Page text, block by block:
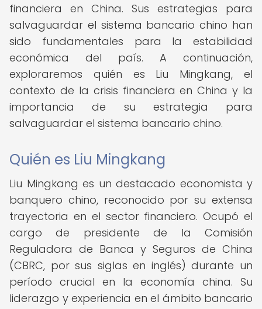
financiera en China. Sus estrategias para
salvaguardar el sistema bancario chino han
sido fundamentales para la estabilidad
económica del país. A continuación,
exploraremos quién es Liu Mingkang, el
contexto de la crisis financiera en China y la
importancia de su estrategia para
salvaguardar el sistema bancario chino.
Quién es Liu Mingkang
Liu Mingkang es un destacado economista y
banquero chino, reconocido por su extensa
trayectoria en el sector financiero. Ocupó el
cargo de presidente de la Comisión
Reguladora de Banca y Seguros de China
(CBRC, por sus siglas en inglés) durante un
período crucial en la economía china. Su
liderazgo y experiencia en el ámbito bancario